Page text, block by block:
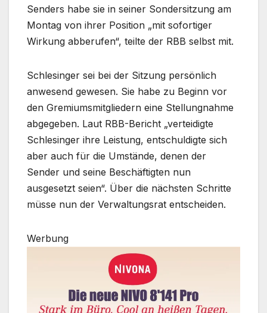
Senders habe sie in seiner Sondersitzung am
Montag von ihrer Position „mit sofortiger
Wirkung abberufen“, teilte der RBB selbst mit.
Schlesinger sei bei der Sitzung persönlich
anwesend gewesen. Sie habe zu Beginn vor
den Gremiumsmitgliedern eine Stellungnahme
abgegeben. Laut RBB-Bericht „verteidigte
Schlesinger ihre Leistung, entschuldigte sich
aber auch für die Umstände, denen der
Sender und seine Beschäftigten nun
ausgesetzt seien“. Über die nächsten Schritte
müsse nun der Verwaltungsrat entscheiden.
Werbung